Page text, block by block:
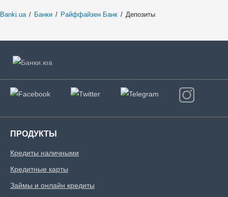
Banki.ua / Банки / Райффайзен Банк / Депозиты
ПРОДУКТЫ
Кредиты наличными
Кредитные карты
Займы и онлайн кредиты